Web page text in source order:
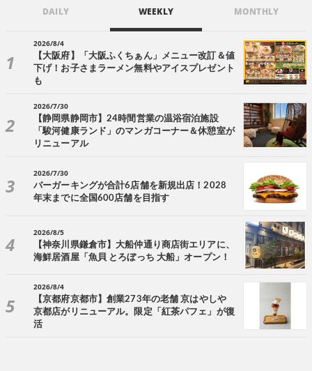
DAILY WEEKLY MONTHLY
2026/8/4
【大阪府】「大阪ふくちぁん」メニュー改訂＆値
下げ！お子さまラーメン無料やアイスプレゼント
も
2026/7/30
【静岡県静岡市】24時間営業の温浴宿泊施設
「駿河健康ランド」のマンガコーナー＆休憩室が
リニューアル
2026/7/30
バーガーキングが合計6店舗を新規出店！2028
年末までに全国600店舗を目指す
2026/8/5
【神奈川県鎌倉市】大船仲通り商店街エリアに、
海鮮居酒屋「魚貝 とろぼっち 大船」オープン！
2026/8/4
【京都府京都市】創業273年の老舗 京はやしや
京都店がリニューアル。限定「紅茶パフェ」が復
活